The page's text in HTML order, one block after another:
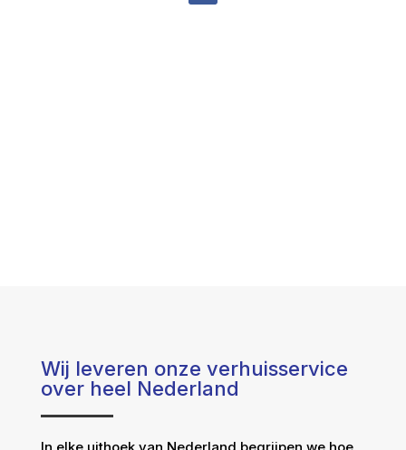
Wij leveren onze verhuisservice
over heel Nederland